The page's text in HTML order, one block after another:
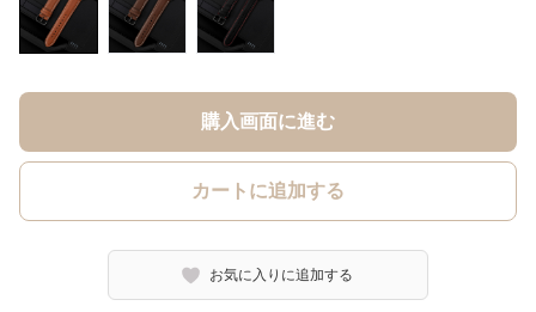
購入画面に進む
カートに追加する
お気に入りに追加する